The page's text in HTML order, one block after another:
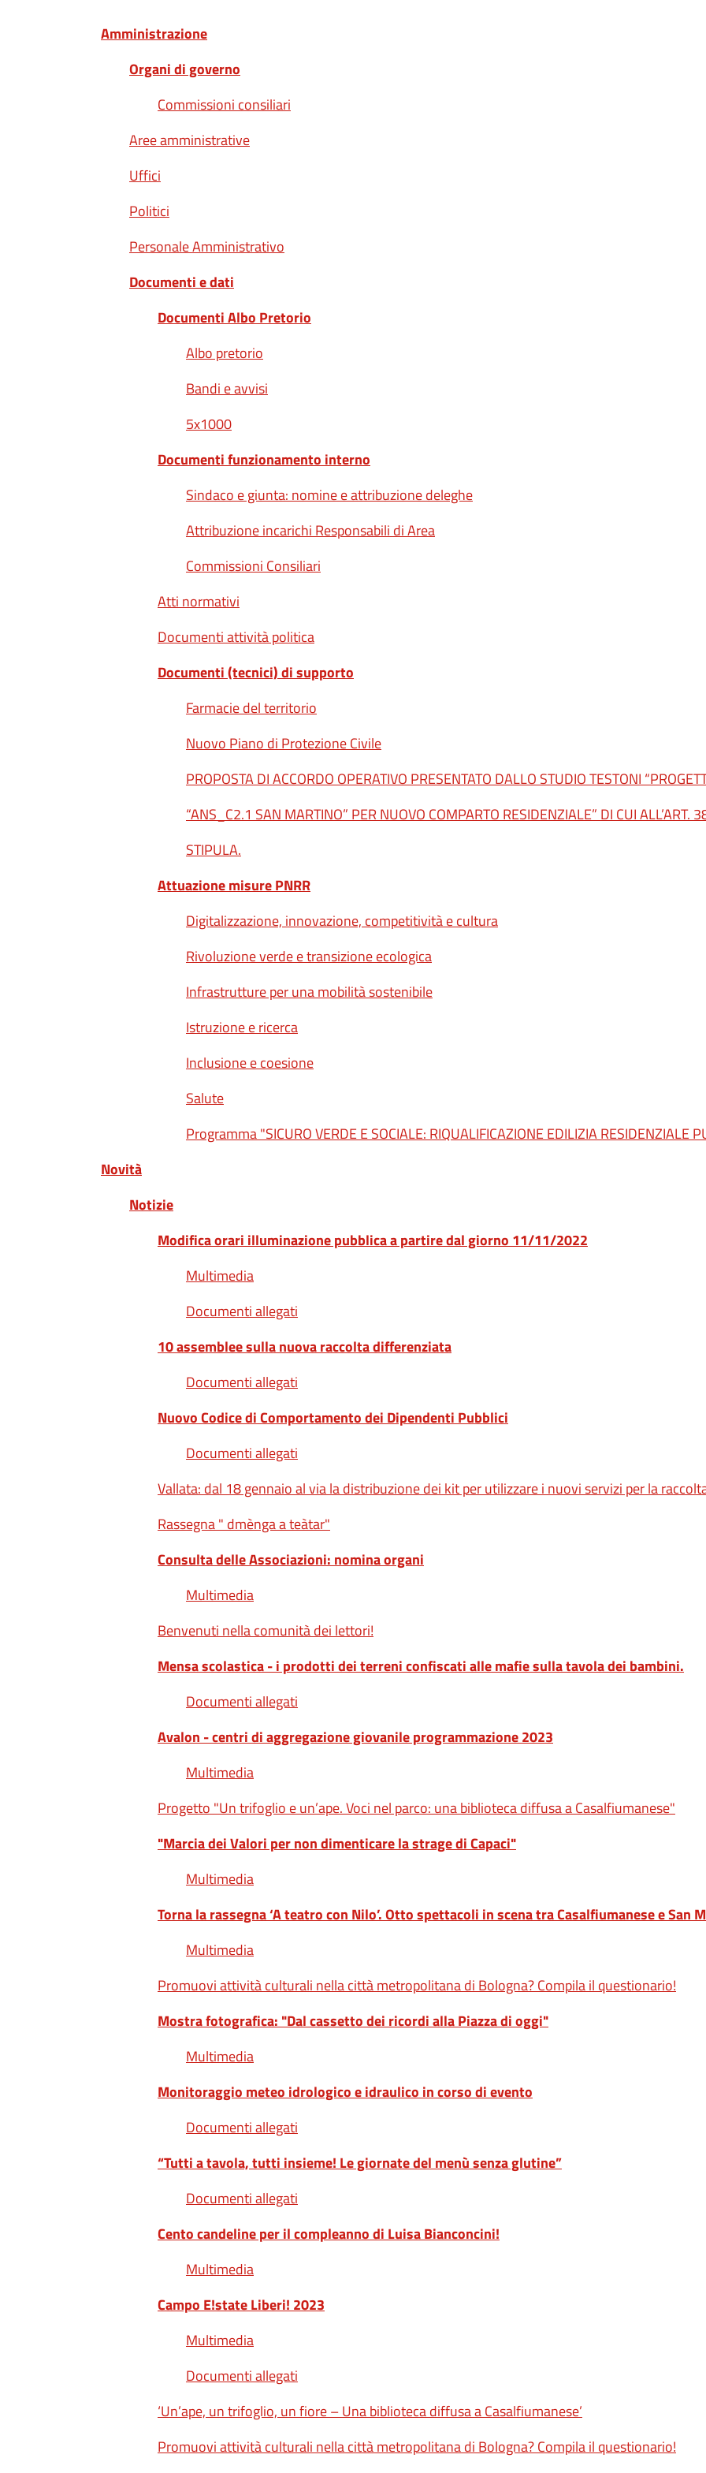
Amministrazione
Organi di governo
Commissioni consiliari
Aree amministrative
Uffici
Politici
Personale Amministrativo
Documenti e dati
Documenti Albo Pretorio
Albo pretorio
Bandi e avvisi
5x1000
Documenti funzionamento interno
Sindaco e giunta: nomine e attribuzione deleghe
Attribuzione incarichi Responsabili di Area
Commissioni Consiliari
Atti normativi
Documenti attività politica
Documenti (tecnici) di supporto
Farmacie del territorio
Nuovo Piano di Protezione Civile
PROPOSTA DI ACCORDO OPERATIVO PRESENTATO DALLO STUDIO TESTONI
“ANS_C2.1 SAN MARTINO” PER NUOVO COMPARTO RESIDENZIALE” DI CUI
STIPULA.
Attuazione misure PNRR
Digitalizzazione, innovazione, competitività e cultura
Rivoluzione verde e transizione ecologica
Infrastrutture per una mobilità sostenibile
Istruzione e ricerca
Inclusione e coesione
Salute
Programma "SICURO VERDE E SOCIALE: RIQUALIFICAZIONE EDILIZIA RESIDENZIALE
Novità
Notizie
Modifica orari illuminazione pubblica a partire dal giorno 11/11/2022
Multimedia
Documenti allegati
10 assemblee sulla nuova raccolta differenziata
Documenti allegati
Nuovo Codice di Comportamento dei Dipendenti Pubblici
Documenti allegati
Vallata: dal 18 gennaio al via la distribuzione dei kit per utilizzare i nuovi servizi per la
Rassegna " dmènga a teàtar"
Consulta delle Associazioni: nomina organi
Multimedia
Benvenuti nella comunità dei lettori!
Mensa scolastica - i prodotti dei terreni confiscati alle mafie sulla tavola dei bambini.
Documenti allegati
Avalon - centri di aggregazione giovanile programmazione 2023
Multimedia
Progetto "Un trifoglio e un’ape. Voci nel parco: una biblioteca diffusa a Casalfiumanese"
"Marcia dei Valori per non dimenticare la strage di Capaci"
Multimedia
Torna la rassegna ‘A teatro con Nilo’. Otto spettacoli in scena tra Casalfiumanese e San
Multimedia
Promuovi attività culturali nella città metropolitana di Bologna? Compila il questionario!
Mostra fotografica: "Dal cassetto dei ricordi alla Piazza di oggi"
Multimedia
Monitoraggio meteo idrologico e idraulico in corso di evento
Documenti allegati
“Tutti a tavola, tutti insieme! Le giornate del menù senza glutine”
Documenti allegati
Cento candeline per il compleanno di Luisa Bianconcini!
Multimedia
Campo E!state Liberi! 2023
Multimedia
Documenti allegati
‘Un’ape, un trifoglio, un fiore – Una biblioteca diffusa a Casalfiumanese’
Promuovi attività culturali nella città metropolitana di Bologna? Compila il questionario!